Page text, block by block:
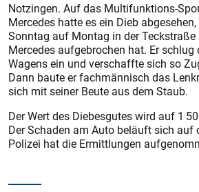
Notzingen. Auf das Multifunktions-
Mercedes hatte es ein Dieb
Sonntag auf Montag in der Teckstraße
Mercedes aufgebrochen hat. Er schlug
Wagens ein und verschaffte sich so
Dann baute er fachmännisch das
sich mit seiner Beute aus dem Staub.
Der Wert des Diebesgutes wird auf 1
Der Schaden am Auto beläuft sich auf
Polizei hat die Ermittlungen